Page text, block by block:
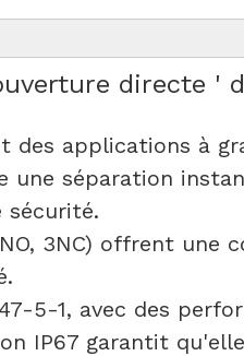
directe '
applications à
séparation
sécurité.
3NC) offrent
5-1, avec des
IP67 garantit